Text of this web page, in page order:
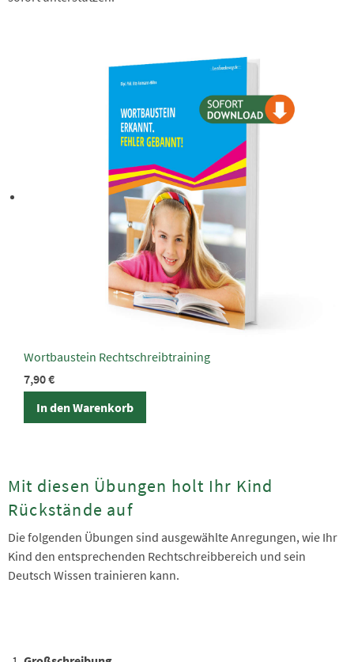
Wortbaustein Rechtschreibtraining
7,90€
In den Warenkorb
Mit diesen Übungen holt Ihr Kind
Rückstände auf
Die folgenden Übungen sind ausgewählte Anregungen, wie Ihr
Kind den entsprechenden Rechtschreibbereich und sein
Deutsch Wissen trainieren kann.